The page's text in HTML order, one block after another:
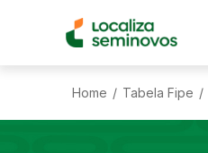
Home / Tabela Fipe /